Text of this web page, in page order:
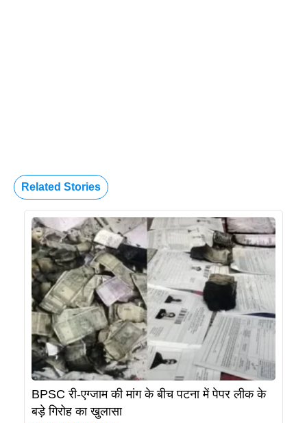
Related Stories
BPSC री-एग्जाम की मांग के बीच पटना में पेपर लीक के
बड़े गिरोह का खुलासा